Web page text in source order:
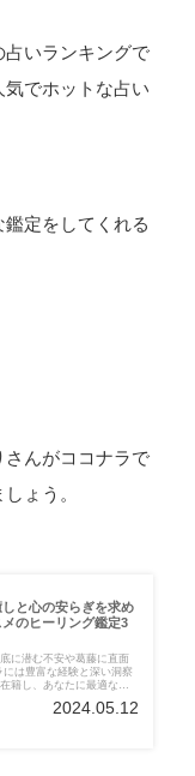
占いランキングで
でホットな占い
定をしてくれる
んがココナラで
ょう。
しと心の安らぎを求め
のヒーリング鑑定3
に潜む不安や葛藤に直面
籍し、あなたに最適なヒ
心の安らぎを求めるあな
2024.05.12